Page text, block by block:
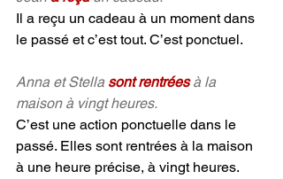
Il a reçu un cadeau à un moment dans
le passé et c’est tout. C’est ponctuel.
Anna et Stella sont rentrées à la
maison à vingt heures.
C’est une action ponctuelle dans le
passé. Elles sont rentrées à la maison
à une heure précise, à vingt heures.